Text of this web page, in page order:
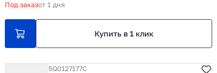
Под заказот 1 дня
Купить в 1 клик
5Q0127177C